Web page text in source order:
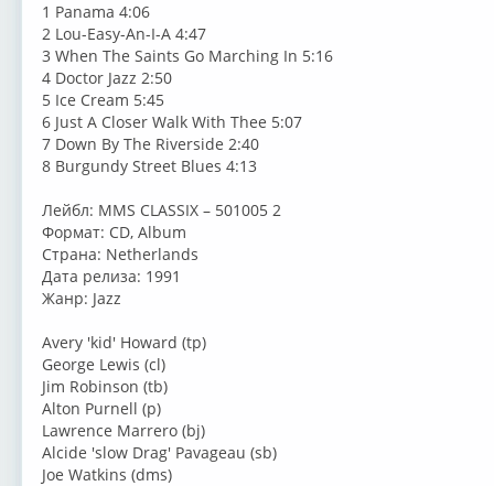
⁣1 Panama 4:06
2 Lou-Easy-An-I-A 4:47
3 When The Saints Go Marching In 5:16
4 Doctor Jazz 2:50
5 Ice Cream 5:45
6 Just A Closer Walk With Thee 5:07
7 Down By The Riverside 2:40
8 Burgundy Street Blues 4:13
Лейбл: MMS CLASSIX – 501005 2
Формат: CD, Album
Страна: Netherlands
Дата релиза: 1991
Жанр: Jazz
⁣Avery 'kid' Howard (tp)
George Lewis (cl)
Jim Robinson (tb)
Alton Purnell (p)
Lawrence Marrero (bj)
Alcide 'slow Drag' Pavageau (sb)
Joe Watkins (dms)